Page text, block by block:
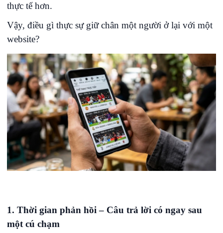
thực tế hơn.
Vậy, điều gì thực sự giữ chân một người ở lại với một
website?
1. Thời gian phản hồi – Câu trả lời có ngay sau
một cú chạm